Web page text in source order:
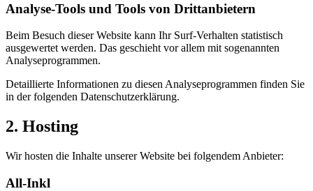
Analyse-Tools und Tools von Dritt­anbietern
Beim Besuch dieser Website kann Ihr Surf-Verhalten statistisch
ausgewertet werden. Das geschieht vor allem mit sogenannten
Analyseprogrammen.
Detaillierte Informationen zu diesen Analyseprogrammen finden Sie
in der folgenden Datenschutzerklärung.
2. Hosting
Wir hosten die Inhalte unserer Website bei folgendem Anbieter:
All-Inkl